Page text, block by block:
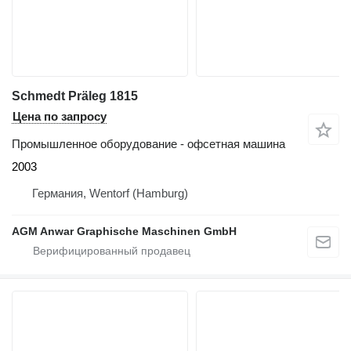
Schmedt Präleg 1815
Цена по запросу
Промышленное оборудование - офсетная машина
2003
Германия, Wentorf (Hamburg)
AGM Anwar Graphische Maschinen GmbH